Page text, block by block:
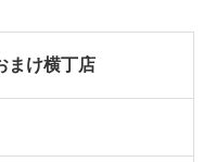
まけ横丁店